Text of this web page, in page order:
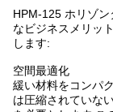
HPM-125 ホリゾ
なビジネスメリッ
します:
空間最適化
緩い材料をコンパ
は圧縮されていな